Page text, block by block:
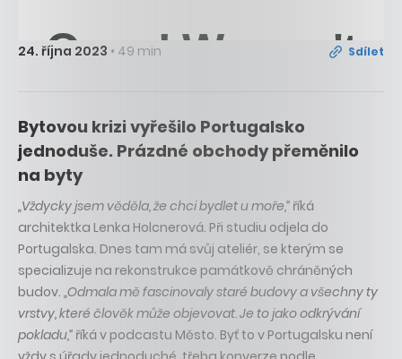
24. října 2023 • 49 min Sdílet
Bytovou krizi vyřešilo Portugalsko
jednoduše. Prázdné obchody přeměnilo
na byty
„Vždycky jsem věděla, že chci bydlet u moře,“ říká
architektka Lenka Holcnerová. Při studiu odjela do
Portugalska. Dnes tam má svůj ateliér, se kterým se
specializuje na rekonstrukce památkově chráněných
budov. „Odmala mě fascinovaly staré budovy a všechny ty
vrstvy, které člověk může objevovat. Je to jako odkrývání
pokladu,“ říká v podcastu Město. Byť to v Portugalsku není